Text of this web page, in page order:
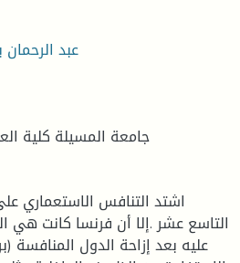
عبد
جامعة المسيلة كلية
اشتد التنافس الاستعماري
التاسع عشر .إلا أن فرنسا كانت
عليه بعد إزاحة الدول المنافسة